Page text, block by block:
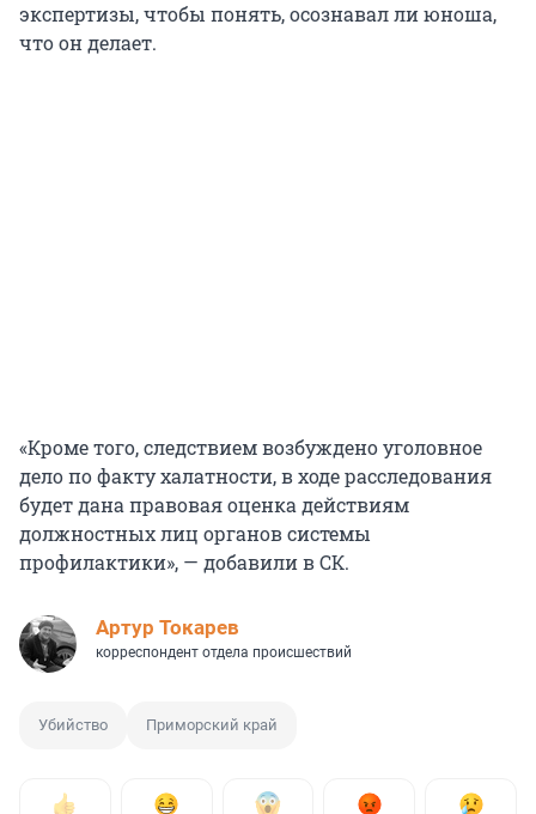
экспертизы, чтобы понять, осознавал ли юноша,
что он делает.
«Кроме того, следствием возбуждено уголовное
дело по факту халатности, в ходе расследования
будет дана правовая оценка действиям
должностных лиц органов системы
профилактики», — добавили в СК.
Артур Токарев
корреспондент отдела происшествий
Убийство Приморский край